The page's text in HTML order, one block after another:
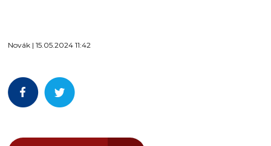
Novák | 15.05.2024 11:42